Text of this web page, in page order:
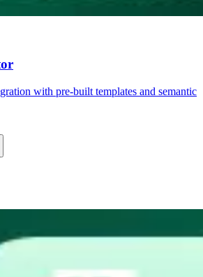
with pre-built templates and semantic